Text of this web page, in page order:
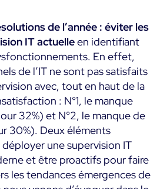
de l’année : éviter les
IT actuelleen identifiant
En effet,
de l’IT ne sont pas satisfaits
avec, tout en haut de la
: N°1, le manque
32%) et N°2, le manque de
30%). Deux éléments
une supervision IT
et être proactifs pour faire
les tendances émergences de